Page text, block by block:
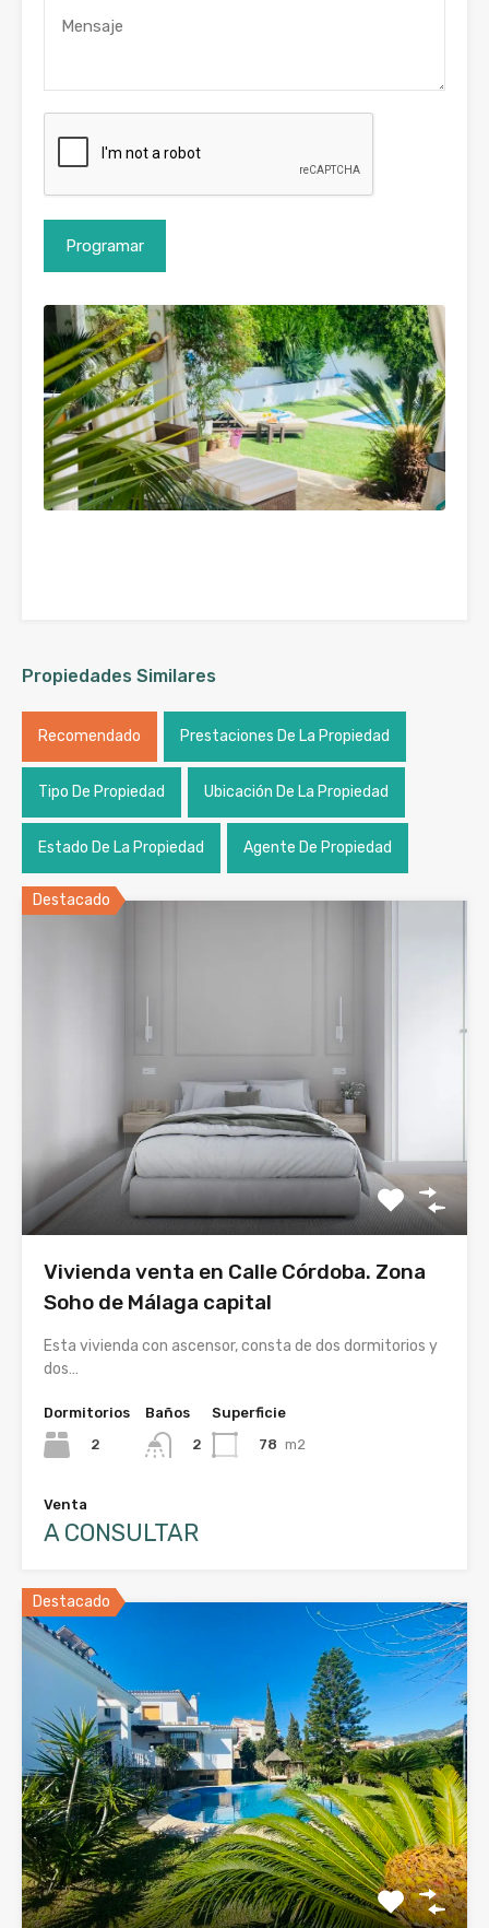
Propiedades Similares
Recomendado Prestaciones De La Propiedad
Tipo De Propiedad Ubicación De La Propiedad
Estado De La Propiedad Agente De Propiedad
Destacado
Vivienda venta en Calle Córdoba. Zona
Soho de Málaga capital
Esta vivienda con ascensor, consta de dos dormitorios y
dos…
Dormitorios
2
Baños
2
Superficie
78 m2
Venta
A CONSULTAR
Destacado